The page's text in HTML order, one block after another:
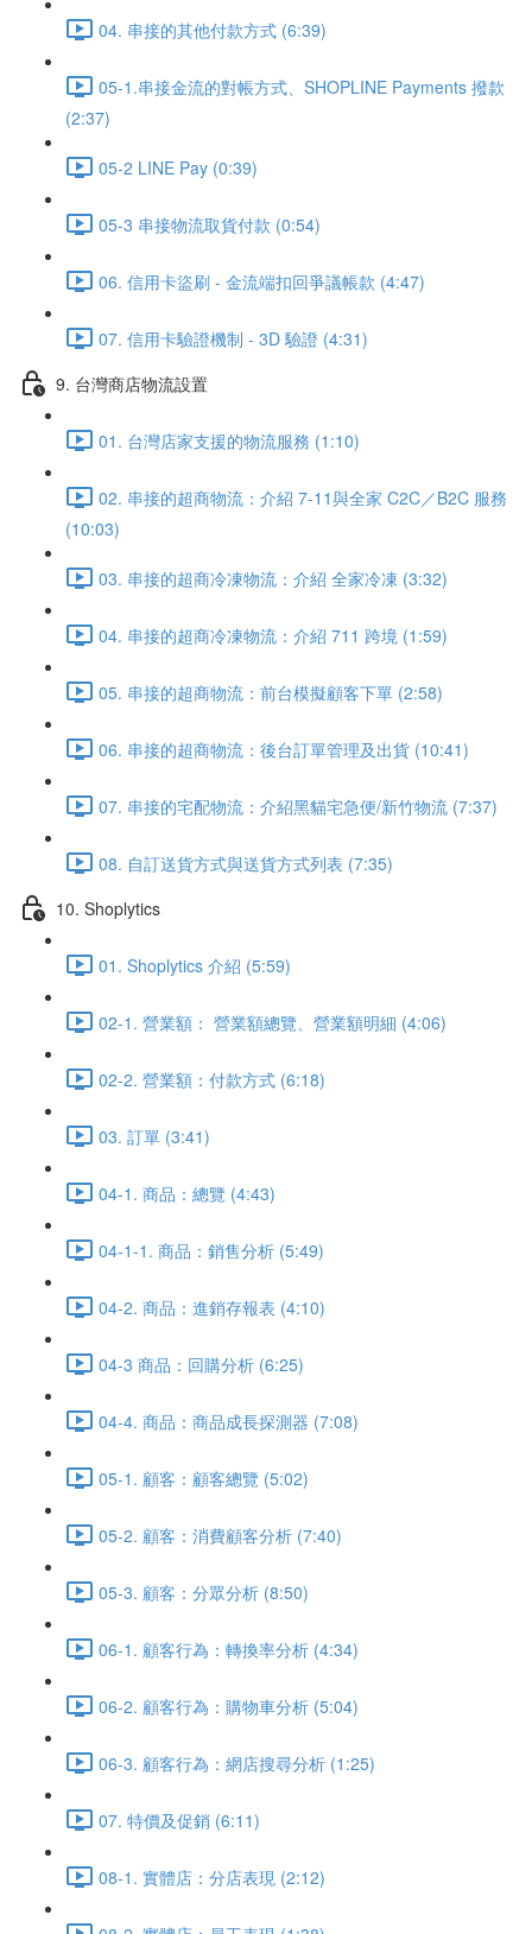
04. 串接的其他付款方式 (6:39)
05-1.串接金流的對帳方式、SHOPLINE Payments 撥款
(2:37)
05-2 LINE Pay (0:39)
05-3 串接物流取貨付款 (0:54)
06. 信用卡盜刷 - 金流端扣回爭議帳款 (4:47)
07. 信用卡驗證機制 - 3D 驗證 (4:31)
9. 台灣商店物流設置
01. 台灣店家支援的物流服務 (1:10)
02. 串接的超商物流：介紹 7-11與全家 C2C／B2C 服務
(10:03)
03. 串接的超商冷凍物流：介紹 全家冷凍 (3:32)
04. 串接的超商冷凍物流：介紹 711 跨境 (1:59)
05. 串接的超商物流：前台模擬顧客下單 (2:58)
06. 串接的超商物流：後台訂單管理及出貨 (10:41)
07. 串接的宅配物流：介紹黑貓宅急便/新竹物流 (7:37)
08. 自訂送貨方式與送貨方式列表 (7:35)
10. Shoplytics
01. Shoplytics 介紹 (5:59)
02-1. 營業額： 營業額總覽、營業額明細 (4:06)
02-2. 營業額：付款方式 (6:18)
03. 訂單 (3:41)
04-1. 商品：總覽 (4:43)
04-1-1. 商品：銷售分析 (5:49)
04-2. 商品：進銷存報表 (4:10)
04-3 商品：回購分析 (6:25)
04-4. 商品：商品成長探測器 (7:08)
05-1. 顧客：顧客總覽 (5:02)
05-2. 顧客：消費顧客分析 (7:40)
05-3. 顧客：分眾分析 (8:50)
06-1. 顧客行為：轉換率分析 (4:34)
06-2. 顧客行為：購物車分析 (5:04)
06-3. 顧客行為：網店搜尋分析 (1:25)
07. 特價及促銷 (6:11)
08-1. 實體店：分店表現 (2:12)